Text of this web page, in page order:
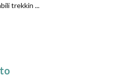
trekkin ...